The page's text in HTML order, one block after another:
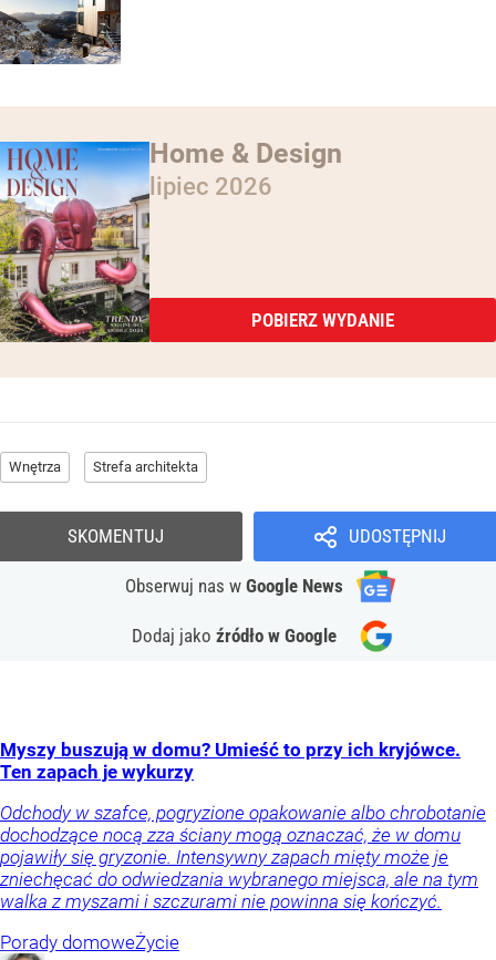
Home & Design
lipiec 2026
POBIERZ WYDANIE
Wnętrza Strefa architekta
UDOSTĘPNIJ
Obserwuj nas w Google News
Dodaj jako źródło w Google
SKOMENTUJ
Myszy buszują w domu? Umieść to przy ich kryjówce.
Ten zapach je wykurzy
Odchody w szafce, pogryzione opakowanie albo chrobotanie
dochodzące nocą zza ściany mogą oznaczać, że w domu
pojawiły się gryzonie. Intensywny zapach mięty może je
zniechęcać do odwiedzania wybranego miejsca, ale na tym
walka z myszami i szczurami nie powinna się kończyć.
Porady domoweŻycie